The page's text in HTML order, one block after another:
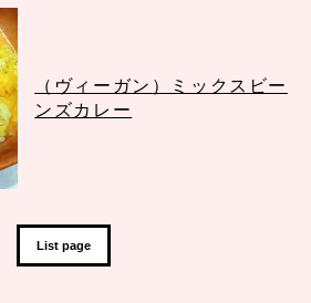
（ヴィーガン）ミックスビー
ンズカレー
List page